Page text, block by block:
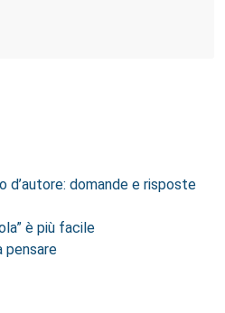
d’autore: domande e risposte
è più facile
pensare